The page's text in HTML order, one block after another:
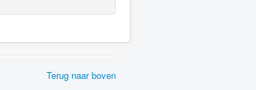
Terug naar boven